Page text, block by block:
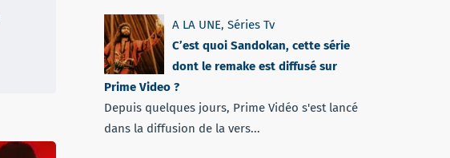
A LA UNE, Séries Tv
C’est quoi Sandokan, cette série
dont le remake est diffusé sur
Prime Video ?
Depuis quelques jours, Prime Vidéo s'est lancé
dans la diffusion de la vers...